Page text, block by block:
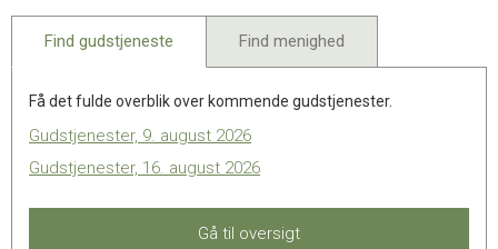
2022
Find gudstjeneste Find menighed
Få det fulde overblik over kommende gudstjenester.
Gudstjenester, 9. august 2026
Gudstjenester, 16. august 2026
Gå til oversigt